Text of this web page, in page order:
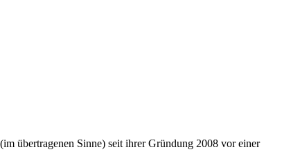
übertragenen Sinne) seit ihrer Gründung 2008 vor einer